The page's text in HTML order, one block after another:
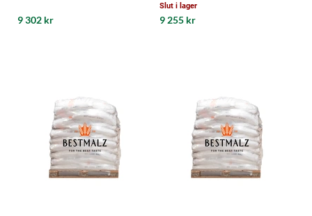
9 302 kr
Slut i lager
9 255 kr